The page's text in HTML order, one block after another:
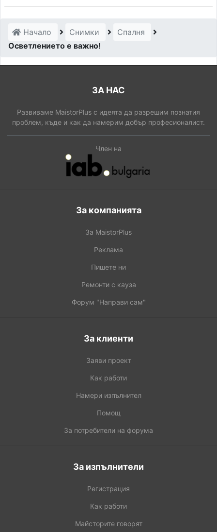
Начало Снимки
Спалня
Осветлението е важно!
ЗА НАС
Развиваме MaistorPlus с идеята да разрешим познатия
проблем, къде и как да намерим добър професионалист.
Член на
За компанията
За MaistorPlus
Реклама
Пишете ни
Ремонти с кауза
Форум "Направи сам"
За клиенти
Заяви проект
Как работи
Намери изпълнител
Помощ
За потребители на форума
За изпълнители
Регистрация
Как работи
Майсторите говорят